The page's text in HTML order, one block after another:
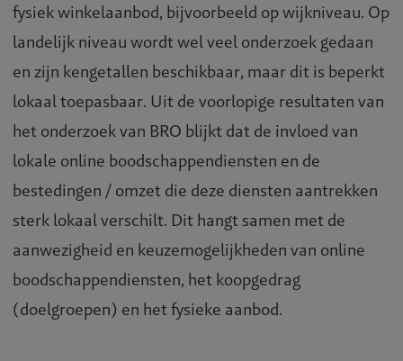
fysiek winkelaanbod, bijvoorbeeld op wijkniveau. Op
landelijk niveau wordt wel veel onderzoek gedaan
en zijn kengetallen beschikbaar, maar dit is beperkt
lokaal toepasbaar. Uit de voorlopige resultaten van
het onderzoek van BRO blijkt dat de invloed van
lokale online boodschappendiensten en de
bestedingen / omzet die deze diensten aantrekken
sterk lokaal verschilt. Dit hangt samen met de
aanwezigheid en keuzemogelijkheden van online
boodschappendiensten, het koopgedrag
(doelgroepen) en het fysieke aanbod.